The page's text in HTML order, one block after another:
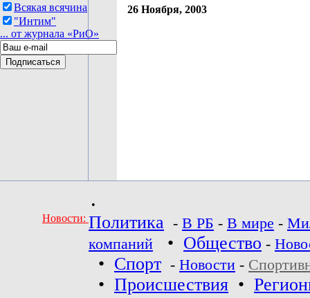
Всякая всячина
"Интим"
... от журнала «РиО»
26 Ноября, 2003
•
Новости: Политика - В РБ - В мире -
компаний
• Общество -
• Спорт - Новости -
• Происшествия •